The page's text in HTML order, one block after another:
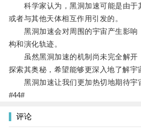
科学家认为，黑洞加速可能是由于
或者与其他天体相互作用引发的。
黑洞加速会对周围的宇宙产生影响
构和演化轨迹。
虽然黑洞加速的机制尚未完全解开
探索其奥秘，希望能够更深入地了解宇
黑洞加速让我们更加热切地期待宇
#44#
评论